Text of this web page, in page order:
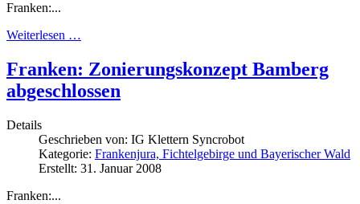
Franken:...
Weiterlesen …
Franken: Zonierungskonzept Bamberg
abgeschlossen
Details
Geschrieben von: IG Klettern Syncrobot
Kategorie: Frankenjura, Fichtelgebirge und Bayerischer Wald
Erstellt: 31. Januar 2008
Franken:...